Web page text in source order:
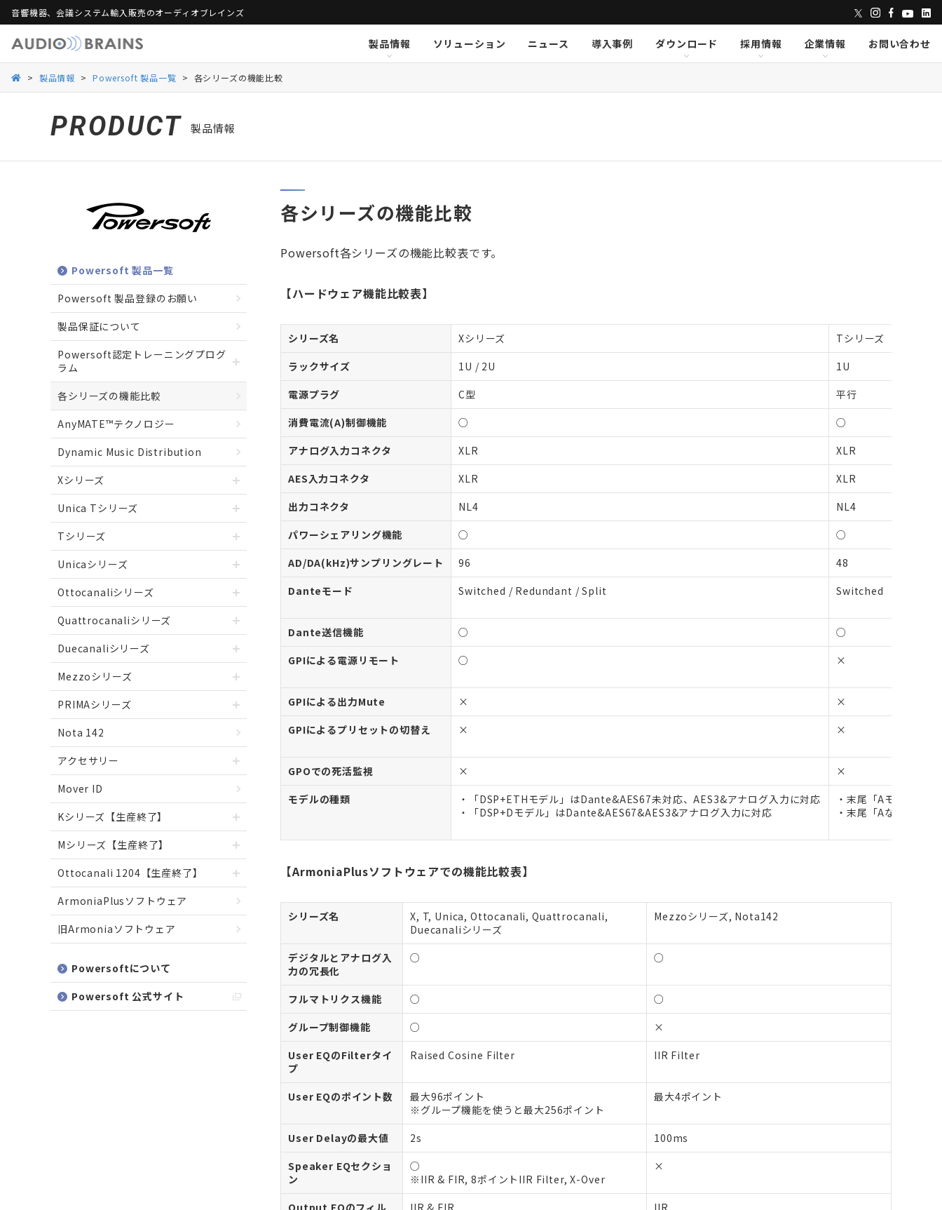
音響機器、会議システム輸入販売のオーディオブレインズ
製品情報
Danacoid
INOGENI K-array KGEAR KSCAPE
Lumens
Luminex
RDL
Taguchi
Televic TiMax Violet Audio Visionary Solutions
ソリューション
ニュース 導入事例
ダウンロード
Danacoid
INOGENI K-array KGEAR KSCAPE
Lumens
Luminex
RDL
Taguchi
Televic TiMax Violet Audio Visionary Solutions
採用情報
企業情報
お問い合わせ
> 製品情報 > Powersoft 製品一覧 > 各シリーズの機能比較
PRODUCT 製品情報
Powersoft 製品一覧
Powersoft 製品登録のお願い
製品保証について
Powersoft認定トレーニングプログ
ラム
各シリーズの機能比較
AnyMATE™テクノロジー
Dynamic Music Distribution
Xシリーズ
Unica Tシリーズ
Tシリーズ
Unicaシリーズ
Ottocanaliシリーズ
Quattrocanaliシリーズ
Duecanaliシリーズ
Mezzoシリーズ
PRIMAシリーズ
Nota 142
アクセサリー
Mover ID
Kシリーズ【生産終了】
Mシリーズ【生産終了】
Ottocanali 1204【生産終了】
ArmoniaPlusソフトウェア
旧Armoniaソフトウェア
Powersoftについて
Powersoft 公式サイト
各シリーズの機能比較
Powersoft各シリーズの機能比較表です。
【ハードウェア機能比較表】
シリーズ名 Xシリーズ
Tシリーズ
ラックサイズ
1U / 2U
1U
電源プラグ
C型
平行
消費電流(A)制御機能
○
○
アナログ入力コネクタ
XLR
XLR
AES入力コネクタ
XLR
XLR
出力コネクタ
NL4
NL4
パワーシェアリング機能
○
○
AD/DA(kHz)サンプリングレート
96
48
Danteモード
Switched / Redundant / Split Switched
Dante送信機能 ○
○
GPIによる電源リモート
○ ×
GPIによる出力Mute ×
×
GPIによるプリセットの切替え
× ×
GPOでの死活監視 ×
×
モデルの種類
・「DSP+ETHモデル」はDante&AES67未対応、AES3&アナログ入力に対応
・「DSP+Dモデル」はDante&AES67&AES3&アナログ入力に対応
・末尾「Aモデル」
・末尾「Aなしモデ
【ArmoniaPlusソフトウェアでの機能比較表】
シリーズ名
X, T, Unica, Ottocanali, Quattrocanali,
Duecanaliシリーズ
Mezzoシリーズ, Nota142
デジタルとアナログ入
力の冗長化
○ ○
フルマトリクス機能 ○
○
グループ制御機能
○
×
User EQのFilterタイ
プ
Raised Cosine Filter IIR Filter
User EQのポイント数
最大96ポイント
※グループ機能を使うと最大256ポイント
最大4ポイント
User Delayの最大値 2s
100ms
Speaker EQセクショ
ン
○
※IIR & FIR, 8ポイントIIR Filter, X-Over
×
Output EQのフィル
IIR & FIR IIR